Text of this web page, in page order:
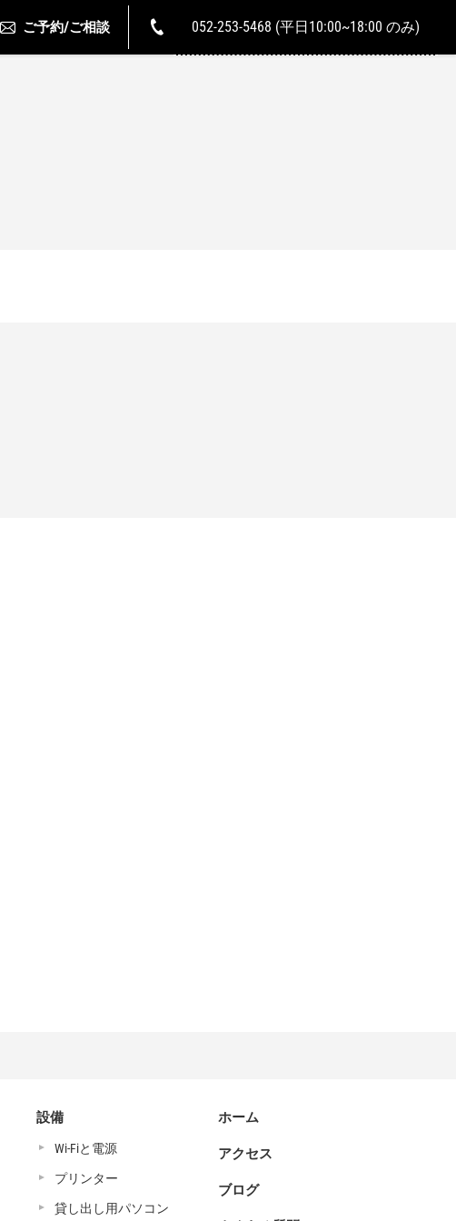
ご予約/ご相談 052-253-5468 (平日10:00~18:00 のみ)
設備
Wi-Fiと電源
プリンター
貸し出し用パソコン
ホーム
アクセス
ブログ